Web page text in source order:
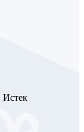
Истек